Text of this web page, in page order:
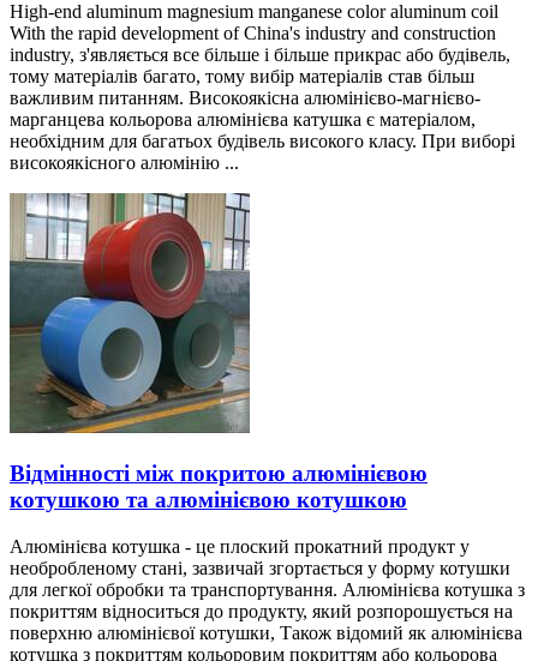
High-end aluminum magnesium manganese color aluminum coil
With the rapid development of China's industry and construction
industry, з'являється все більше і більше прикрас або будівель,
тому матеріалів багато, тому вибір матеріалів став більш
важливим питанням. Високоякісна алюмінієво-магнієво-
марганцева кольорова алюмінієва катушка є матеріалом,
необхідним для багатьох будівель високого класу. При виборі
високоякісного алюмінію ...
Відмінності між покритою алюмінієвою
котушкою та алюмінієвою котушкою
Алюмінієва котушка - це плоский прокатний продукт у
необробленому стані, зазвичай згортається у форму котушки
для легкої обробки та транспортування. Алюмінієва котушка з
покриттям відноситься до продукту, який розпорошується на
поверхню алюмінієвої котушки, Також відомий як алюмінієва
котушка з покриттям кольоровим покриттям або кольорова